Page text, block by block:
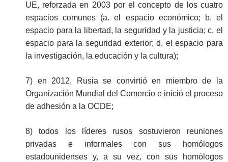
UE, reforzada en 2003 por el concepto de los cuatro
espacios comunes (a. el espacio económico; b. el
espacio para la libertad, la seguridad y la justicia; c. el
espacio para la seguridad exterior; d. el espacio para
la investigación, la educación y la cultura);
7) en 2012, Rusia se convirtió en miembro de la
Organización Mundial del Comercio e inició el proceso
de adhesión a la OCDE;
8) todos los líderes rusos sostuvieron reuniones
privadas e informales con sus homólogos
estadounidenses y, a su vez, con sus homólogos